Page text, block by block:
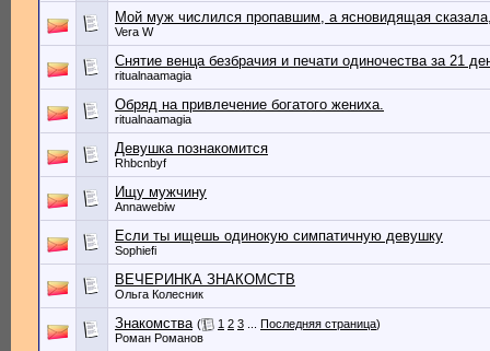
Мой муж числился пропавшим, а ясновидящая
Vera W
Снятие венца безбрачия и печати одиночества за 21
ritualnaamagia
Обряд на привлечение богатого жениха.
ritualnaamagia
Девушка познакомится
Rhbcnbyf
Ищу мужчину
Annawebiw
Если ты ищешь одинокую симпатичную девушку
Sophiefi
ВЕЧЕРИНКА ЗНАКОМСТВ
Ольга Колесник
Знакомства ( 1 2 3 Последняя страница)
Роман Романов